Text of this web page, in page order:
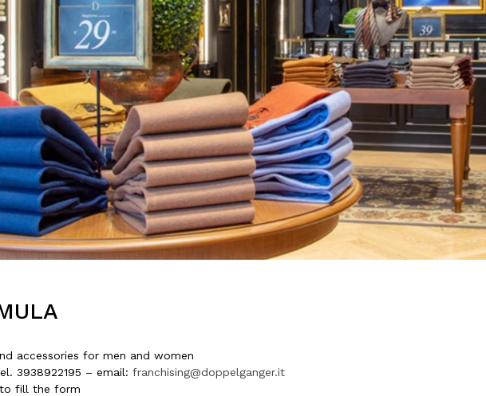
accessories for men and women
3938922195 – email: franchising@doppelganger.it
to fill the form